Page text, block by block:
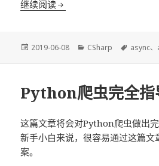
继续阅读C#中的async/await关键字
发
2019-06-08
分
CSharp
标
async、
Python爬虫完全指
这篇文章将会对Python爬虫做出
新手小白来说，很容易通过这篇文
案。